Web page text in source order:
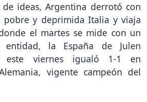
ideas, Argentina derrotó con
y deprimida Italia y viaja
el martes se mide con un
la España de Julen
este viernes igualó 1-1 en
vigente campeón del